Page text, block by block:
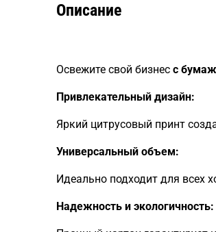
Описание
Освежите свой бизнес с
Привлекательный дизайн:
Яркий цитрусовый принт
Универсальный объем:
Идеально подходит для всех
Надежность и экологичность: